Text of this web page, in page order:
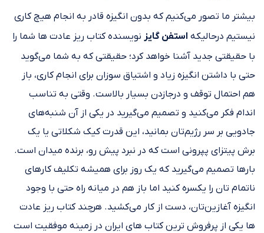
بیشتر ما تصور می‌کنیم که بدون انگیزه قادر به انجام هیچ کاری
نیستیم درحالیکه استفن گایز نویسنده کتاب ریز عادت ها شما را
با حقیقتی جدید آشنا خواهد کرد؛ حقیقتی که به شما می‌گوید
حتی با داشتن انگیزه زیاد و اشتیاق سوزان برای انجام کاری، باز
هم احتمال توقف و درجازدن بسیار بالاست. وقتی به تناسب
اندام فکر می‌کنید و تصمیم می‌گیرید در یکی از آن شنبه‌های
جادویی بر سر رژیم‌تان بمانید، این قدرت کیک شکلاتی یا یک
برش پیتزای پپرونی است که در نبرد پیش رو، برنده میدان است.
بارها تصمیم می‌گیرید که یک روز برای همیشه تکلیف کارهای
ناتمام تان را یکسره کنید اما باز هم در میانه راه حتی با وجود
انگیزه آغازین‌تان، دست از کار می‌کشید. هرچند کتاب ریز عادت
ها یکی از پرفروش ترین کتاب های ایران در زمینه موفقیت است